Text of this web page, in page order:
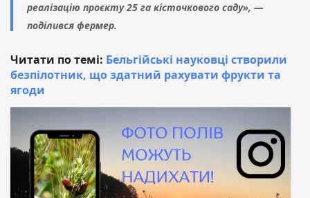
реалізацію проєкту 25 га кісточкового саду», —
поділився фермер.
Читати по темі: Бельгійські науковці створили
безпілотник, що здатний рахувати фрукти та
ягоди